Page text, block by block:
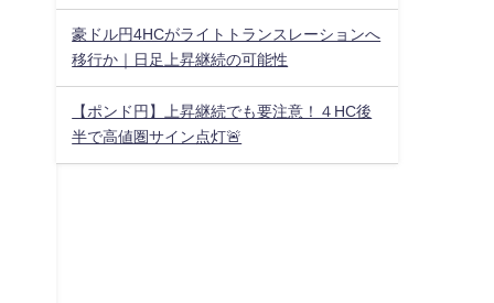
豪ドル円4HCがライトトランスレーションへ
移行か｜日足上昇継続の可能性
【ポンド円】上昇継続でも要注意！４HC後
半で高値圏サイン点灯🚨